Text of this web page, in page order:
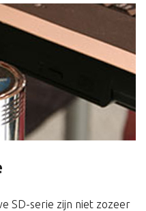
SD-serie zijn niet zozeer